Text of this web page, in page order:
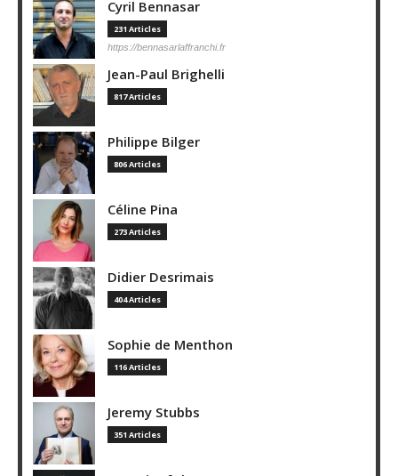
Cyril Bennasar
231 Articles
https://bennasarlaffranchi.fr
Jean-Paul Brighelli
817 Articles
Philippe Bilger
806 Articles
Céline Pina
273 Articles
Didier Desrimais
404 Articles
Sophie de Menthon
116 Articles
Jeremy Stubbs
351 Articles